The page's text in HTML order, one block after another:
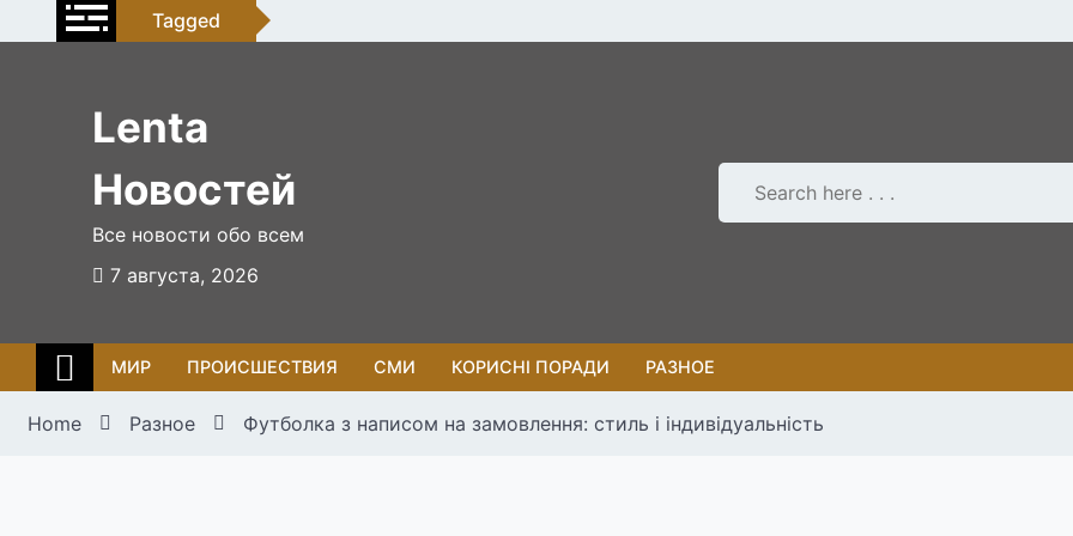
to
Tagged
Lenta
Новостей
Все новости обо всем
7 августа, 2026
МИР ПРОИСШЕСТВИЯ СМИ КОРИСНІ ПОРАДИ РАЗНОЕ
Home Разное Футболка з написом на замовлення: стиль і індивідуальність